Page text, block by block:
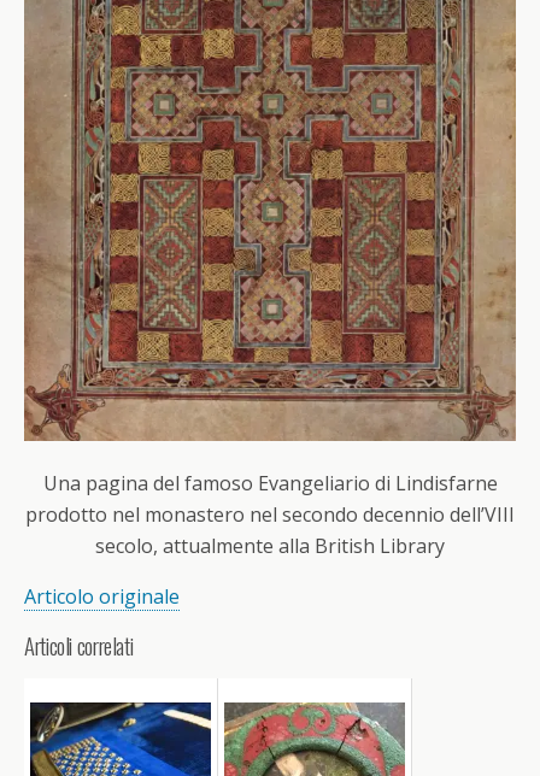
Una pagina del famoso Evangeliario di Lindisfarne
prodotto nel monastero nel secondo decennio dell’VIII
secolo, attualmente alla British Library
Articolo originale
Articoli correlati